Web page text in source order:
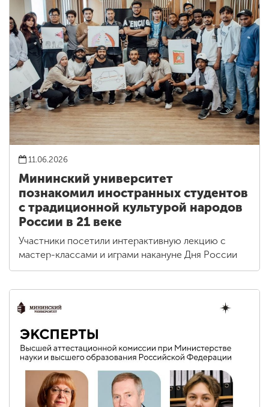
11.06.2026
Мининский университет
познакомил иностранных студентов
с традиционной культурой народов
России в 21 веке
Участники посетили интерактивную лекцию с
мастер-классами и играми накануне Дня России